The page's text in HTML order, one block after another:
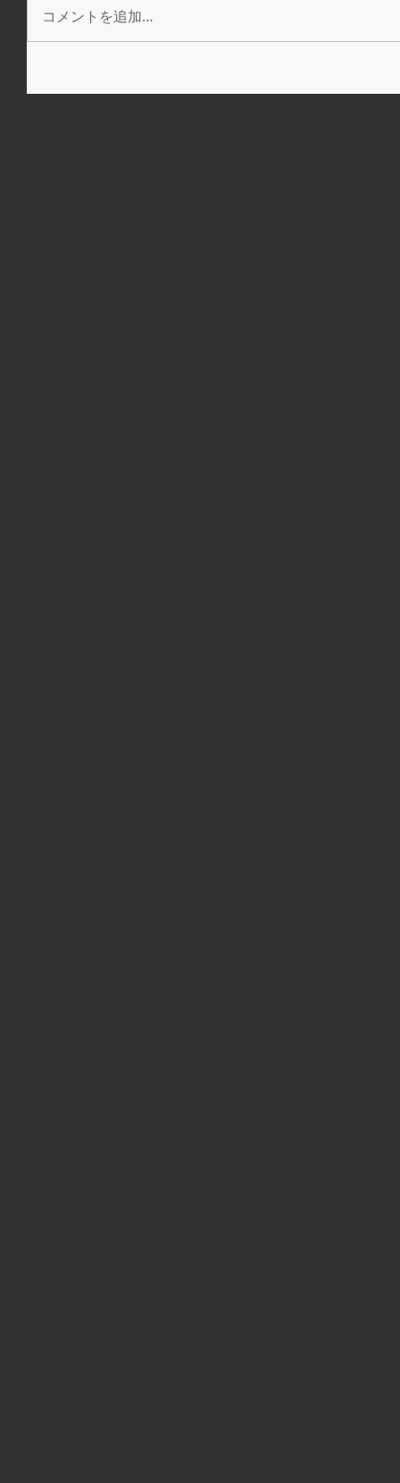
コメントを追加…